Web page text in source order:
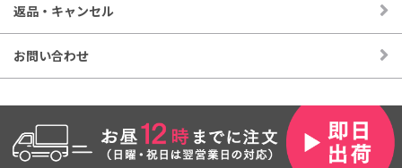
返品・キャンセル
お問い合わせ